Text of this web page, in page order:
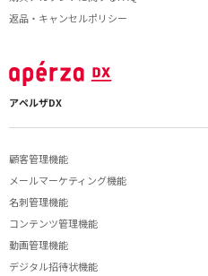
返品・キャンセルポリシー
アペルザDX
顧客管理機能
メールマーケティング機能
名刺管理機能
コンテンツ管理機能
動画管理機能
デジタル招待状機能